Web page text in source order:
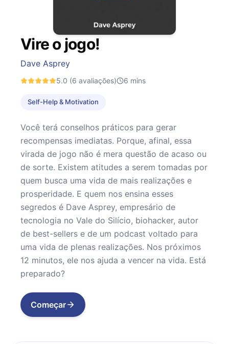
Vire o jogo!
Dave Asprey
5.0 (6 avaliações) 6 mins
Self-Help & Motivation
Você terá conselhos práticos para gerar
recompensas imediatas. Porque, afinal, essa
virada de jogo não é mera questão de acaso ou
de sorte. Existem atitudes a serem tomadas por
quem busca uma vida de mais realizações e
prosperidade. E quem nos ensina esses
segredos é Dave Asprey, empresário de
tecnologia no Vale do Silício, biohacker, autor
de best-sellers e de um podcast voltado para
uma vida de plenas realizações. Nos próximos
12 minutos, ele nos ajuda a vencer na vida. Está
preparado?
Começar